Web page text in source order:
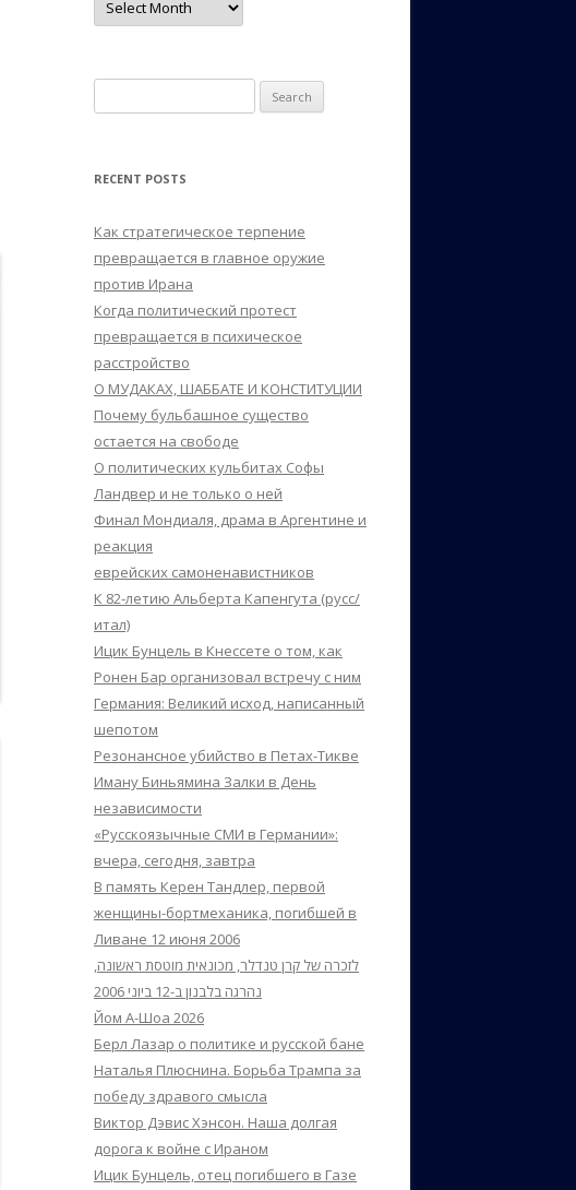
for:
RECENT POSTS
Как стратегическое терпение
превращается в главное оружие
против Ирана
Когда политический протест
превращается в психическое
расстройство
О МУДАКАХ, ШАББАТЕ И КОНСТИТУЦИИ
Почему бульбашное существо
остается на свободе
О политических кульбитах Софы
Ландвер и не только о ней
Финал Мондиаля, драма в Аргентине и
реакция
еврейских самоненавистников
К 82-летию Альберта Капенгута (русс/
итал)
Ицик Бунцель в Кнессете о том, как
Ронен Бар организовал встречу с ним
Германия: Великий исход, написанный
шепотом
Резонансное убийство в Петах-Тикве
Иману Биньямина Залки в День
независимости
«Русскоязычные СМИ в Германии»:
вчера, сегодня, завтра
В память Керен Тандлер, первой
женщины-бортмеханика, погибшей в
Ливане 12 июня 2006
לזכרה של קרן טנדלר, מכונאית מוטסת ראשונה,
נהרגה בלבנון ב-12 ביוני 2006
Йом А-Шоа 2026
Берл Лазар о политике и русской бане
Наталья Плюснина. Борьба Трампа за
победу здравого смысла
Виктор Дэвис Хэнсон. Наша долгая
дорога к войне с Ираном
Ицик Бунцель, отец погибшего в Газе